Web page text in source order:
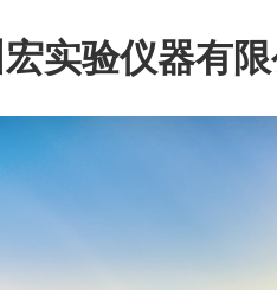
实验仪器有